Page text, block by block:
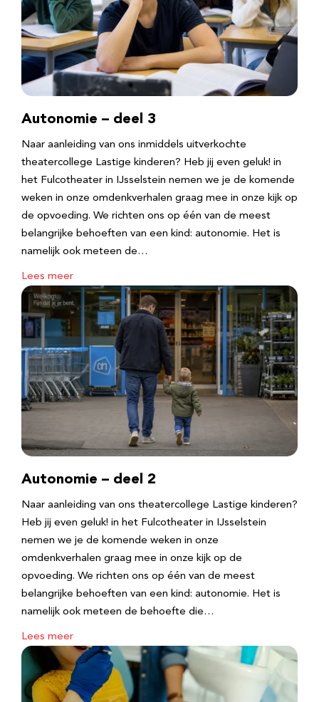
Autonomie – deel 3
Naar aanleiding van ons inmiddels uitverkochte
theatercollege Lastige kinderen? Heb jij even geluk! in
het Fulcotheater in IJsselstein nemen we je de komende
weken in onze omdenkverhalen graag mee in onze kijk op
de opvoeding. We richten ons op één van de meest
belangrijke behoeften van een kind: autonomie. Het is
namelijk ook meteen de…
Lees meer
Autonomie – deel 2
Naar aanleiding van ons theatercollege Lastige kinderen?
Heb jij even geluk! in het Fulcotheater in IJsselstein
nemen we je de komende weken in onze
omdenkverhalen graag mee in onze kijk op de
opvoeding. We richten ons op één van de meest
belangrijke behoeften van een kind: autonomie. Het is
namelijk ook meteen de behoefte die…
Lees meer